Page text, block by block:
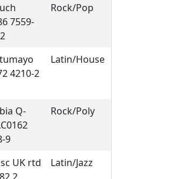
7559-
Rock/Pop
4210-2
Latin/House
Q-
9
Rock/Poly
UK rtd
Latin/Jazz